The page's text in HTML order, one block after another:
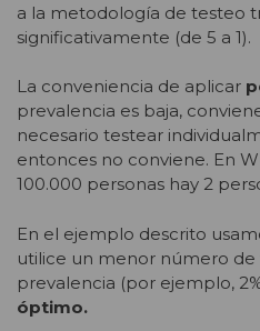
a la metodología de testeo
significativamente (de 5 a 1).
La conveniencia de aplicar
prevalencia es baja,
necesario testear
entonces no conviene. En
100.000 personas hay 2
En el ejemplo descrito
utilice un menor número
prevalencia (por ejemplo,
óptimo.